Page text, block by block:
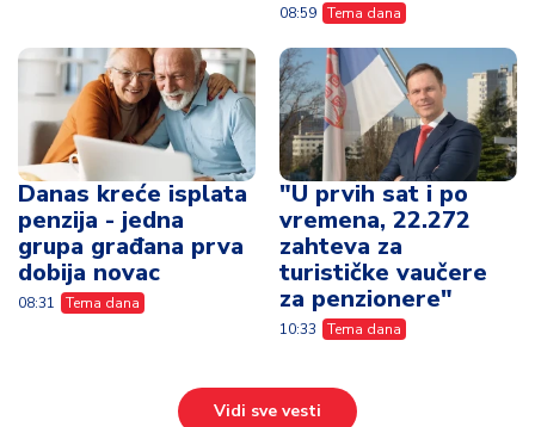
08:59 Tema dana
Danas kreće isplata
penzija - jedna
grupa građana prva
dobija novac
08:31 Tema dana
"U prvih sat i po
vremena, 22.272
zahteva za
turističke vaučere
za penzionere"
10:33 Tema dana
Vidi sve vesti